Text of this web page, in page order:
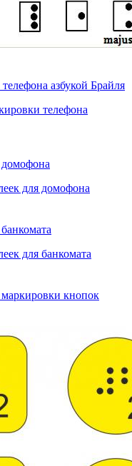
азбукой Брайля
домофона
кнопок